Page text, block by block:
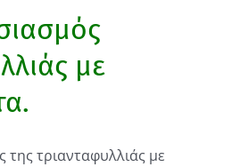
με
τριανταφυλλιάς με